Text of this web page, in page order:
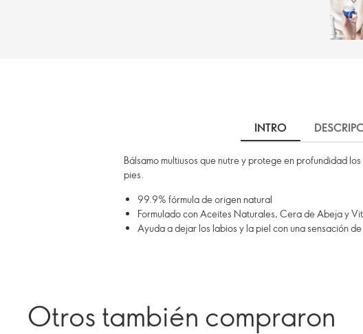
INTRO
Bálsamo multiusos que nutre y protege en profundidad
pies.
99.9% fórmula de origen natural
Formulado con Aceites Naturales, Cera de Abeja y
Ayuda a dejar los labios y la piel con una sensación
Otros también compraron